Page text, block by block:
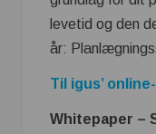
levetid og den
år:
Til igus’
Whitepaper –